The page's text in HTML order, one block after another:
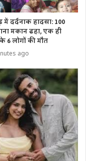
में दर्दनाक हादसा: 100
मकान ढहा, एक ही
6 लोगों की मौत
ago